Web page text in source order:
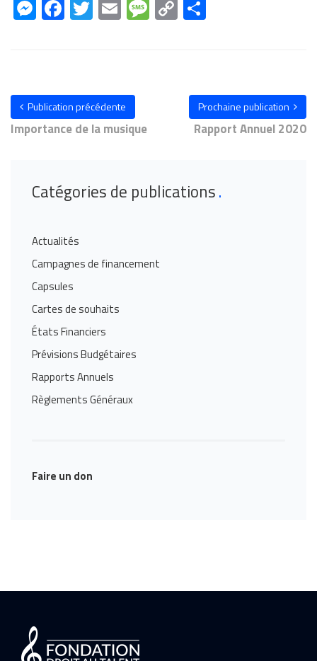
Messenger
Facebook
Twitter
EmailMessage
Copy
Link
Publication précédente
Importance de la musique
Prochaine publication
Rapport Annuel 2020
Catégories de publications
Actualités
Campagnes de financement
Capsules
Cartes de souhaits
États Financiers
Prévisions Budgétaires
Rapports Annuels
Règlements Généraux
Faire un don